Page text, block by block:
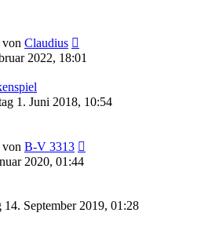
von Claudius
2022, 18:01
1. Juni 2018, 10:54
von B-V 3313
2020, 01:44
14. September 2019, 01:28